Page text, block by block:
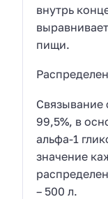
внутрь
пищи.
Связывание
99,5%, в
альфа-1
значение
– 500 л.